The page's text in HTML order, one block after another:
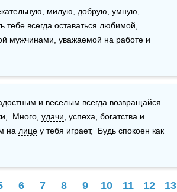
милую, добрую, умную,
тебе всегда оставаться любимой,
мужчинами, уважаемой на работе и
Много, удачи , успеха, богатства и
на лице у тебя играет,  Будь спокоен как
6 7 8 9 10 11 12 13